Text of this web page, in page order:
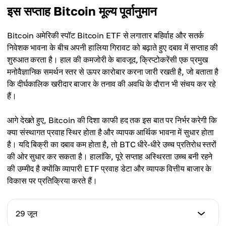
इस सप्ताह Bitcoin मूल्य पूर्वानुमान
Bitcoin अमेरिकी स्पॉट Bitcoin ETF से लगातार बहिर्वाह और सतर्क
निवेशक भावना के बीच अपनी हालिया गिरावट को बढ़ाते हुए दबाव में सप्ताह की
शुरुआत करता है। हाल की कमजोरी के बावजूद, क्रिप्टोकरेंसी एक प्रमुख
मनोवैज्ञानिक समर्थन स्तर से ऊपर कारोबार करना जारी रखती है, जो बताता है
कि दीर्घकालिक खरीदार बाजार के तनाव की अवधि के दौरान भी संचय कर रहे
हैं।
आगे देखते हुए, Bitcoin की दिशा काफी हद तक इस बात पर निर्भर करेगी कि
क्या संस्थागत प्रवाह स्थिर होता है और व्यापक आर्थिक भावना में सुधार होता
है। यदि बिक्री का दबाव कम होता है, तो BTC धीरे-धीरे उच्च प्रतिरोध स्तरों
की ओर सुधार कर सकता है। हालांकि, पूरे सप्ताह अस्थिरता उच्च बनी रहने
की उम्मीद है क्योंकि व्यापारी ETF प्रवाह डेटा और व्यापक वित्तीय बाजार के
विकास पर प्रतिक्रिया करते हैं।
29 जून